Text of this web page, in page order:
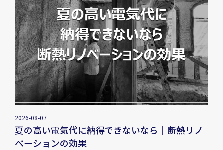
2026-08-07
夏の高い電気代に納得できないなら｜断熱リノ
ベーションの効果